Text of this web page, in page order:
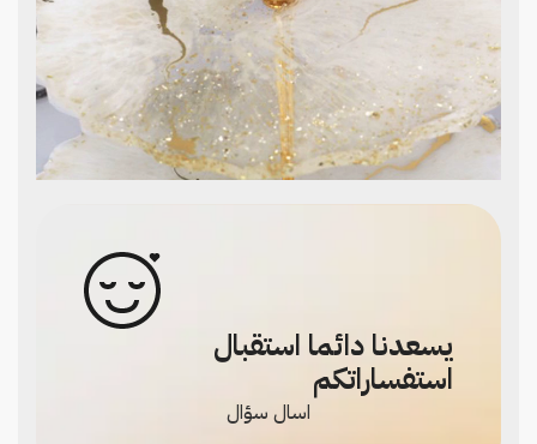
يسعدنا دائما استقبال
استفساراتكم
اسال سؤال